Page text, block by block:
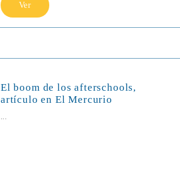
Ver
El boom de los afterschools,
artículo en El Mercurio
...